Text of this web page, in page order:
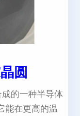
圆
的一种半导体
能在更高的温